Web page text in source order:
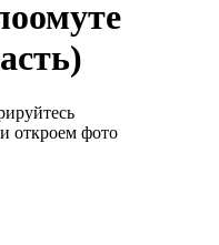
откроем фото